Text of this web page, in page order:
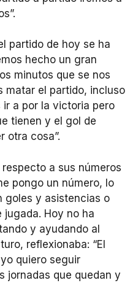
partido de hoy se ha
hecho un gran
minutos que se nos
matar el partido, incluso
a por la victoria pero
tienen y el gol de
otra cosa”.
a sus números
pongo un número, lo
goles y asistencias o
Hoy no ha
y ayudando al
reflexionaba: “El
quiero seguir
jornadas que quedan y